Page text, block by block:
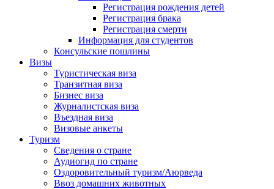
Регистрация рождения детей
Регистрация брака
Регистрация смерти
Информация для студентов
Консульские пошлины
Визы
Туристическая виза
Транзитная виза
Бизнес виза
Журналистская виза
Въездная виза
Визовые анкеты
Туризм
Сведения о стране
Аудиогид по стране
Оздоровительный туризм/Аюрведа
Ввоз домашних животных